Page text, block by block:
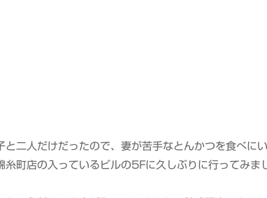
と二人だけだったので、妻が苦手なとんかつを食べにい
糸町店の入っているビルの5Fに久しぶりに行ってみ